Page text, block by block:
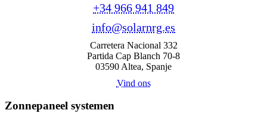
+34 966 941 849
info@solarnrg.es
Carretera Nacional 332
Partida Cap Blanch 70-8
03590 Altea, Spanje
Vind ons
Zonnepaneel systemen